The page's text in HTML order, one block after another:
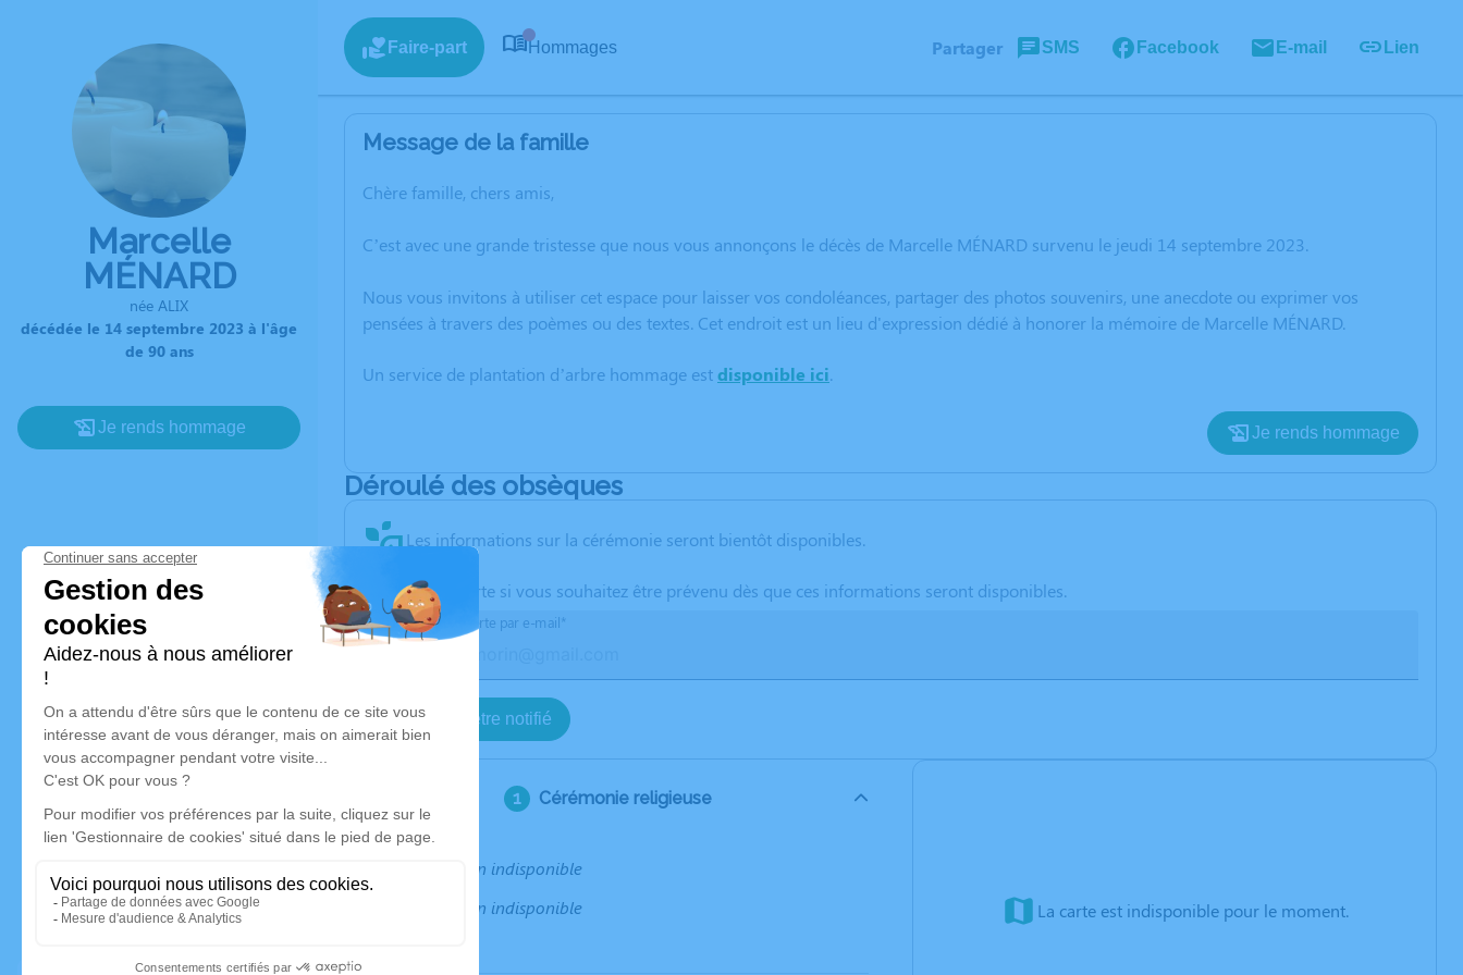
Marcelle
MÉNARD
née ALIX
décédée le 14 septembre 2023 à l'âge
de 90 ans
Je rends hommage
Faire-part Hommages Partager SMS Facebook E-mail Lien
Message de la famille
Chère famille, chers amis,
C’est avec une grande tristesse que nous vous annonçons le décès de Marcelle MÉNARD survenu le jeudi 14 septembre 2023.
Nous vous invitons à utiliser cet espace pour laisser vos condoléances, partager des photos souvenirs, une anecdote ou exprimer vos
pensées à travers des poèmes ou des textes. Cet endroit est un lieu d'expression dédié à honorer la mémoire de Marcelle MÉNARD.
Un service de plantation d’arbre hommage estdisponible ici.
Je rends hommage
Déroulé des obsèques
Les informations sur la cérémonie seront bientôt disponibles.
Activez une alerte si vous souhaitez être prévenu dès que ces informations seront disponibles.
Recevoir une alerte par e-mail*
Je veux être notifié
Cérémonie religieuse
Information indisponible
Information indisponible
La carte est indisponible pour le moment.